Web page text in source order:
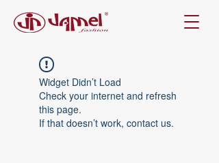
Widget Didn’t Load
Check your internet and refresh
this page.
If that doesn’t work, contact us.